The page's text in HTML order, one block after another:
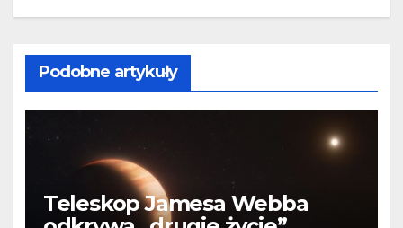
Podobne artykuły
Teleskop Jamesa Webba